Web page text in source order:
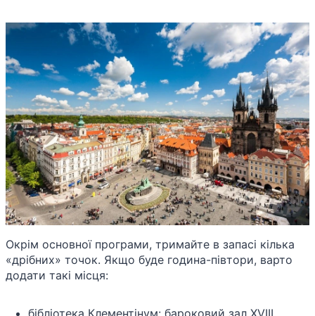
Окрім основної програми, тримайте в запасі кілька
«дрібних» точок. Якщо буде година-півтори, варто
додати такі місця:
бібліотека Клементінум: бароковий зал XVIII